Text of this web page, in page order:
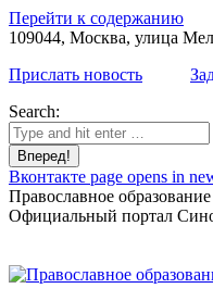
Перейти к содержанию
109044, Москва, улица
Прислать новость
Search:
Вконтакте page opens in
Православное образование
Официальный портал